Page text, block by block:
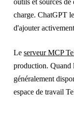
charge. ChatGPT
d'ajouter
Le serveur MCP
production. Quand
généralement
espace de travail